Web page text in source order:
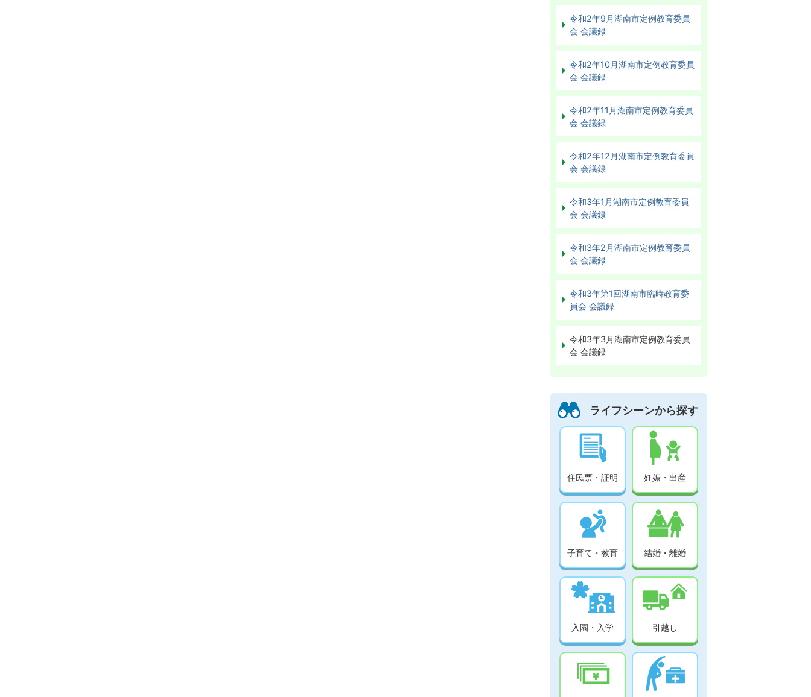
令和2年9月湖南市定例教育委員
会 会議録
令和2年10月湖南市定例教育委員
会 会議録
令和2年11月湖南市定例教育委員
会 会議録
令和2年12月湖南市定例教育委員
会 会議録
令和3年1月湖南市定例教育委員
会 会議録
令和3年2月湖南市定例教育委員
会 会議録
令和3年第1回湖南市臨時教育委
員会 会議録
令和3年3月湖南市定例教育委員
会 会議録
ライフシーンから探す
住民票・証明 妊娠・出産
子育て・教育 結婚・離婚
入園・入学 引越し